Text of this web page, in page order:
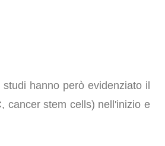
hanno però evidenziato il
cancer stem cells) nell'inizio e